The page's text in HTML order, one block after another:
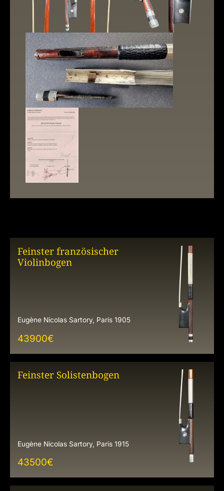
Feinster französischer
Violinbogen
Eugène Nicolas Sartory, Paris 1905
43900€
Feinster Solistenbogen
Eugène Nicolas Sartory, Paris 1915
43500€